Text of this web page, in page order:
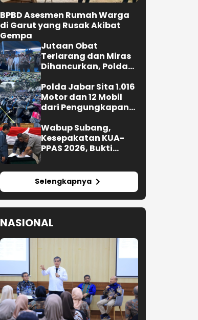
BPBD Asesmen Rumah Warga
di Garut yang Rusak Akibat
Gempa
Jutaan Obat
Terlarang dan Miras
Dihancurkan, Polda
Tersangka
Polda Jabar Sita 1.016
Motor dan 12 Mobil
dari Pengungkapan
Wabup Subang,
Kesepakatan KUA-
PPAS 2026, Bukti
Selengkapnya
NASIONAL